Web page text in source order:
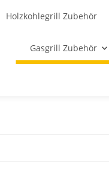
Holzkohlegrill Zubehör
Gasgrill Zubehör